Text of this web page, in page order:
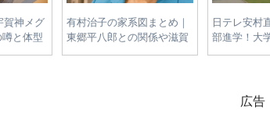
有村治子の家系図まとめ｜
東郷平八郎との関係や滋賀
の名家のルーツを解説
日テレ安村直樹アナが医学
部進学！大学はどこ？進学
理由・経歴・父への憧れを
広告